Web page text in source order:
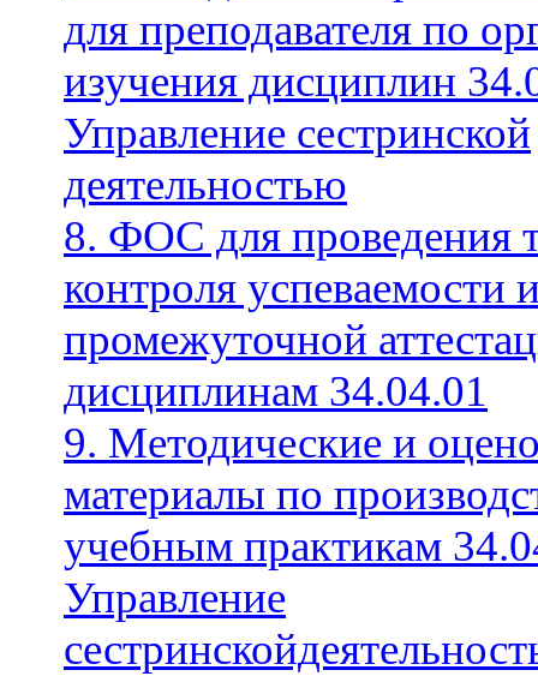
для преподавателя по
изучения дисциплин
Управление сестринской
деятельностью
8. ФОС для проведения
контроля успеваемости
промежуточной
дисциплинам 34.04.01
9. Методические и
материалы по
учебным практикам
Управление